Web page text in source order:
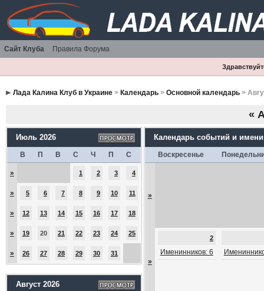
Сайт Клуба Правила Форума
Лада Калина Клуб в Украине> Календарь> Основной календарь>
«
Июль 2026
В П В С Ч П С
» 1 2 3 4
» 5 6 7 8 9 10 11
» 12 13 14 15 16 17 18
» 19 20 21 22 23 24 25
» 26 27 28 29 30 31
Август 2026
Календарь событий и
Воскресенье
»
»
2
Именинников: 6